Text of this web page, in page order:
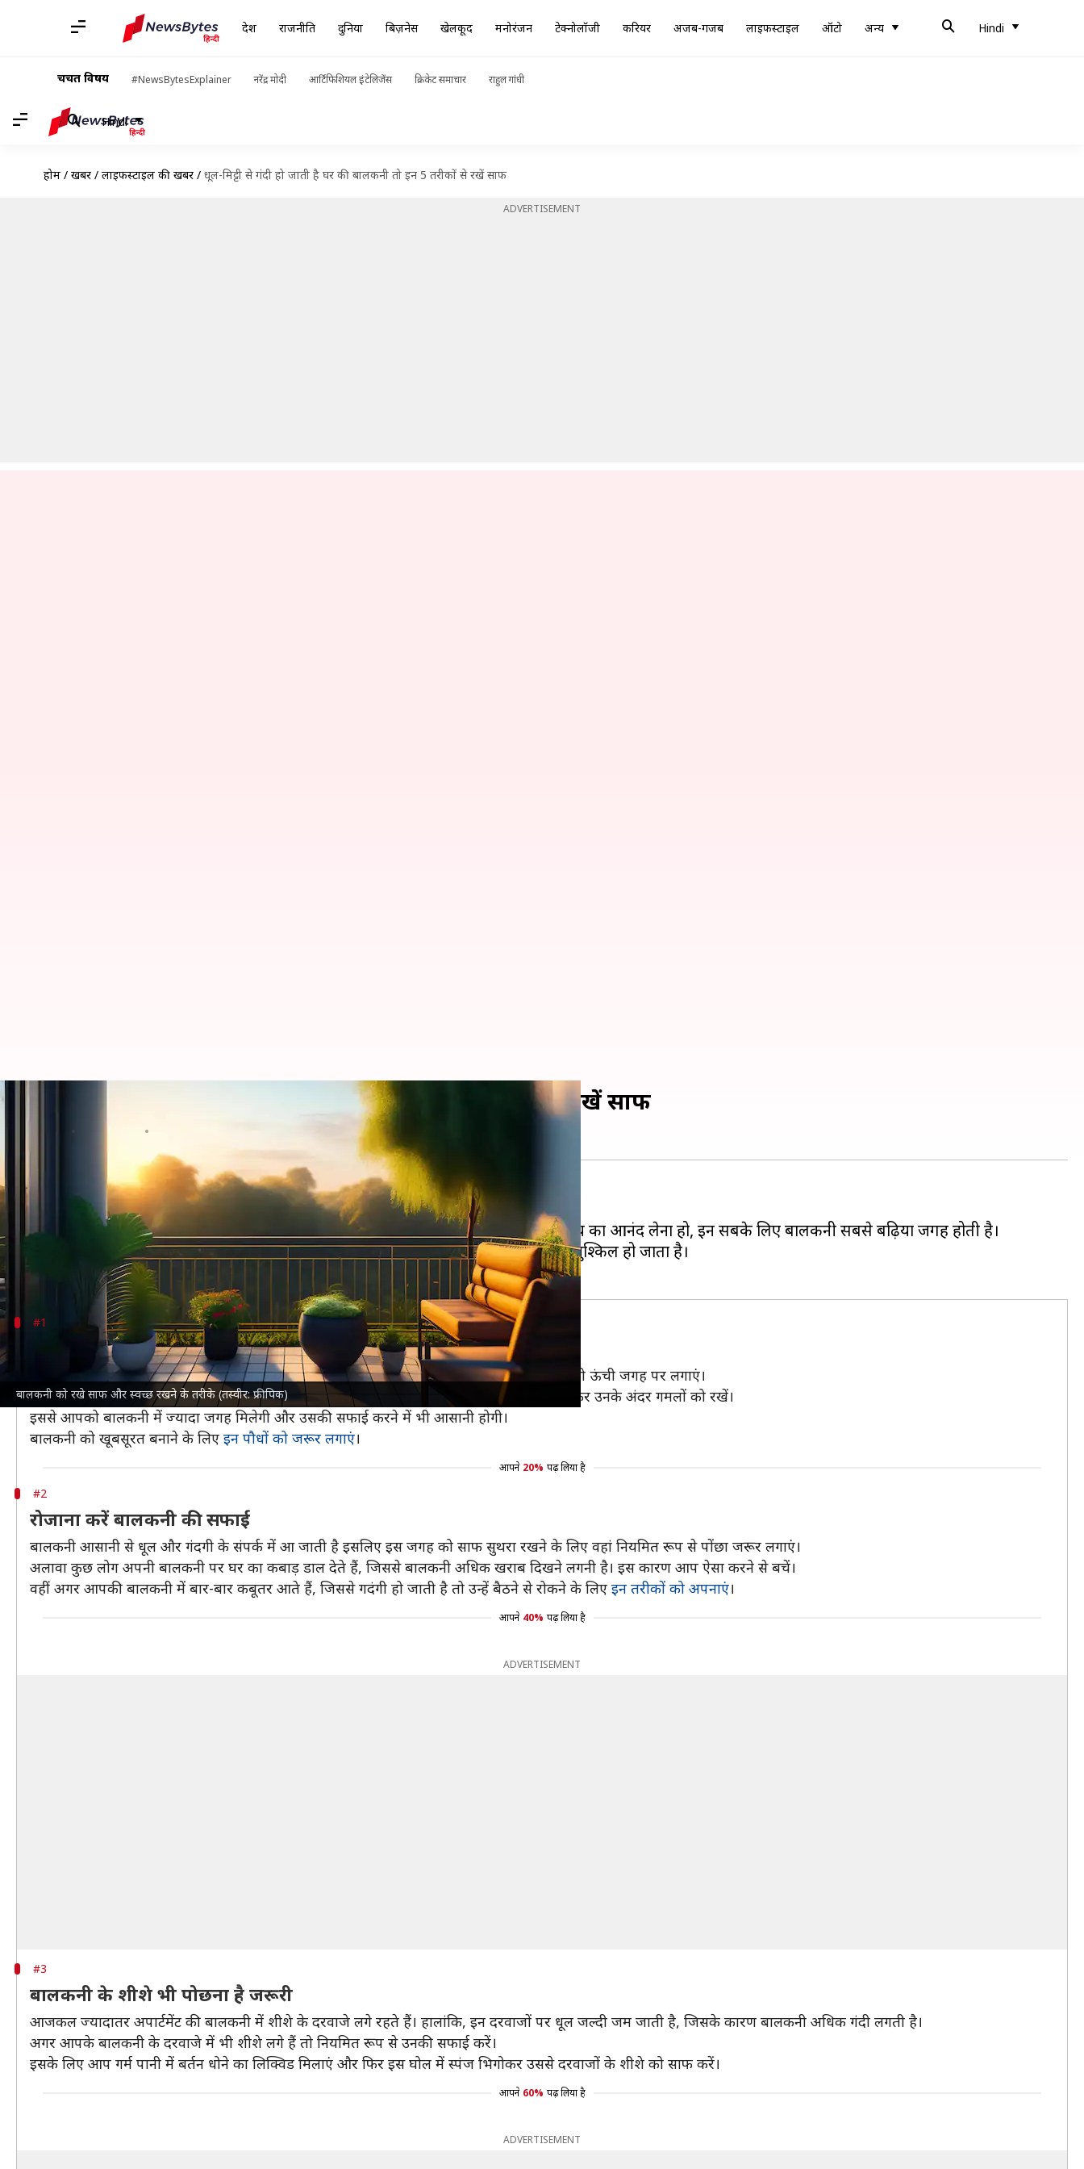
देश राजनीति दुनिया बिज़नेस खेलकूद मनोरंजन टेक्नोलॉजी करियर अजब-गजब लाइफस्टाइल ऑटो अन्य Hindi
चर्चित विषय #NewsBytesExplainer नरेंद्र मोदी आर्टिफिशियल इंटेलिजेंस क्रिकेट समाचार राहुल गांधी
Hindi
होम / खबरें / लाइफस्टाइल की खबरें / धूल-मिट्टी से गंदी हो जाती है घर की बालकनी तो इन 5 तरीकों से रखें साफ
ADVERTISEMENT
बालकनी को रखे साफ और स्वच्छ रखने के तरीके (तस्वीर: फ्रीपिक)
धूल-मिट्टी से गंदी हो जाती है घर की बालकनी तो इन 5 तरीकों से रखें साफ
बालकनी घर की सबसे शांत और खूबसूरत जगहों में से एक है।
गर्मियों में रात के समय ठंडी हवा का मजा लेना हो, सर्दियों में धूप सेंकनी हो या फिर शाम के वक्त चाय का आनंद लेना हो, इन सबके लिए बालकनी सबसे बढ़िया जगह होती है।
हालांकि, धूल-मिट्टी की वजह से बालकनी गंदी हो जाती है, जिसके कारण बालकनी को साफ रखना मुश्किल हो जाता है।
#1
इस तरह लगाएं पौधे
अगर आप अपनी बालकनी में ज्यादा जगह चाहते हैं ताकि वह साफ-सुथरी दिखाई दें तो ज्यादातर पौधों को ऊंची जगह पर लगाएं।
इसके लिए हुक की मदद से पौधों को छत से लटकाएं या फिर बालकनी की रेलिंग पर सुंदर सी टोकरी बांधकर उनके अंदर गमलों को रखें।
इससे आपको बालकनी में ज्यादा जगह मिलेगी और उसकी सफाई करने में भी आसानी होगी।
बालकनी को खूबसूरत बनाने के लिए इन पौधों को जरूर लगाएं।
आपने 20% पढ़ लिया है
#2
रोजाना करें बालकनी की सफाई
बालकनी आसानी से धूल और गंदगी के संपर्क में आ जाती है इसलिए इस जगह को साफ सुथरा रखने के लिए वहां नियमित रूप से पोंछा जरूर लगाएं।
अलावा कुछ लोग अपनी बालकनी पर घर का कबाड़ डाल देते हैं, जिससे बालकनी अधिक खराब दिखने लगनी है। इस कारण आप ऐसा करने से बचें।
वहीं अगर आपकी बालकनी में बार-बार कबूतर आते हैं, जिससे गदंगी हो जाती है तो उन्हें बैठने से रोकने के लिए इन तरीकों को अपनाएं।
आपने 40% पढ़ लिया है
ADVERTISEMENT
#3
बालकनी के शीशे भी पोछना है जरूरी
आजकल ज्यादातर अपार्टमेंट की बालकनी में शीशे के दरवाजे लगे रहते हैं। हालांकि, इन दरवाजों पर धूल जल्दी जम जाती है, जिसके कारण बालकनी अधिक गंदी लगती है।
अगर आपके बालकनी के दरवाजे में भी शीशे लगे हैं तो नियमित रूप से उनकी सफाई करें।
इसके लिए आप गर्म पानी में बर्तन धोने का लिक्विड मिलाएं और फिर इस घोल में स्पंज भिगोकर उससे दरवाजों के शीशे को साफ करें।
आपने 60% पढ़ लिया है
ADVERTISEMENT